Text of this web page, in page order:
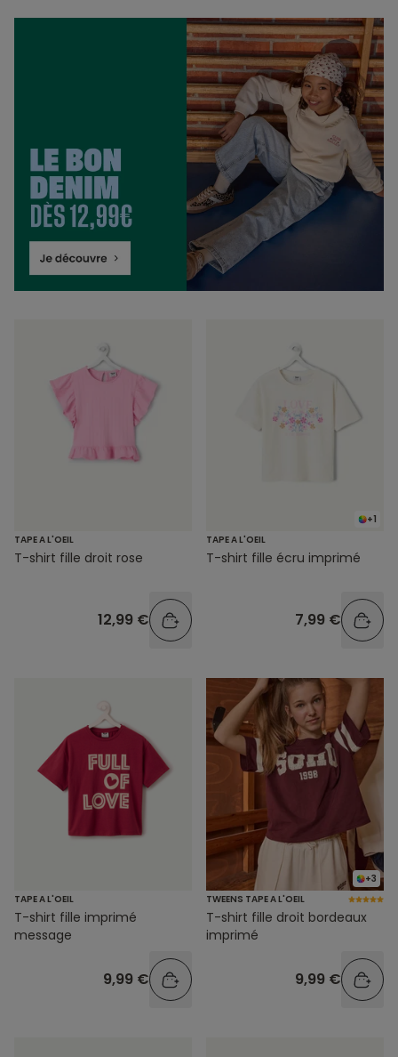
TAPE A L'OEIL
T-shirt fille droit rose
12,99 €
+1
TAPE A L'OEIL
T-shirt fille écru imprimé
7,99 €
TAPE A L'OEIL
T-shirt fille imprimé
message
9,99 €
+3
TWEENS TAPE A L'OEIL
T-shirt fille droit bordeaux
imprimé
9,99 €